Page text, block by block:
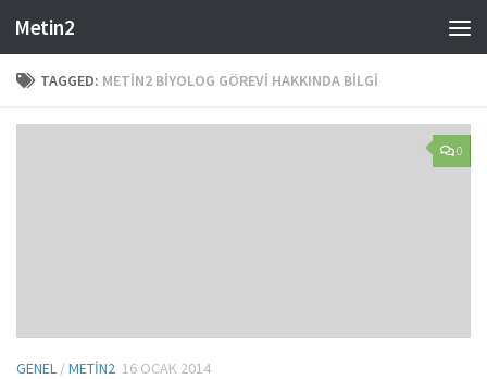
Skip to content
Metin2
TAGGED: METIN2 BIYOLOG GÖREVI HAKKINDA BILGI
0
GENEL /METIN2 16 OCAK 2014